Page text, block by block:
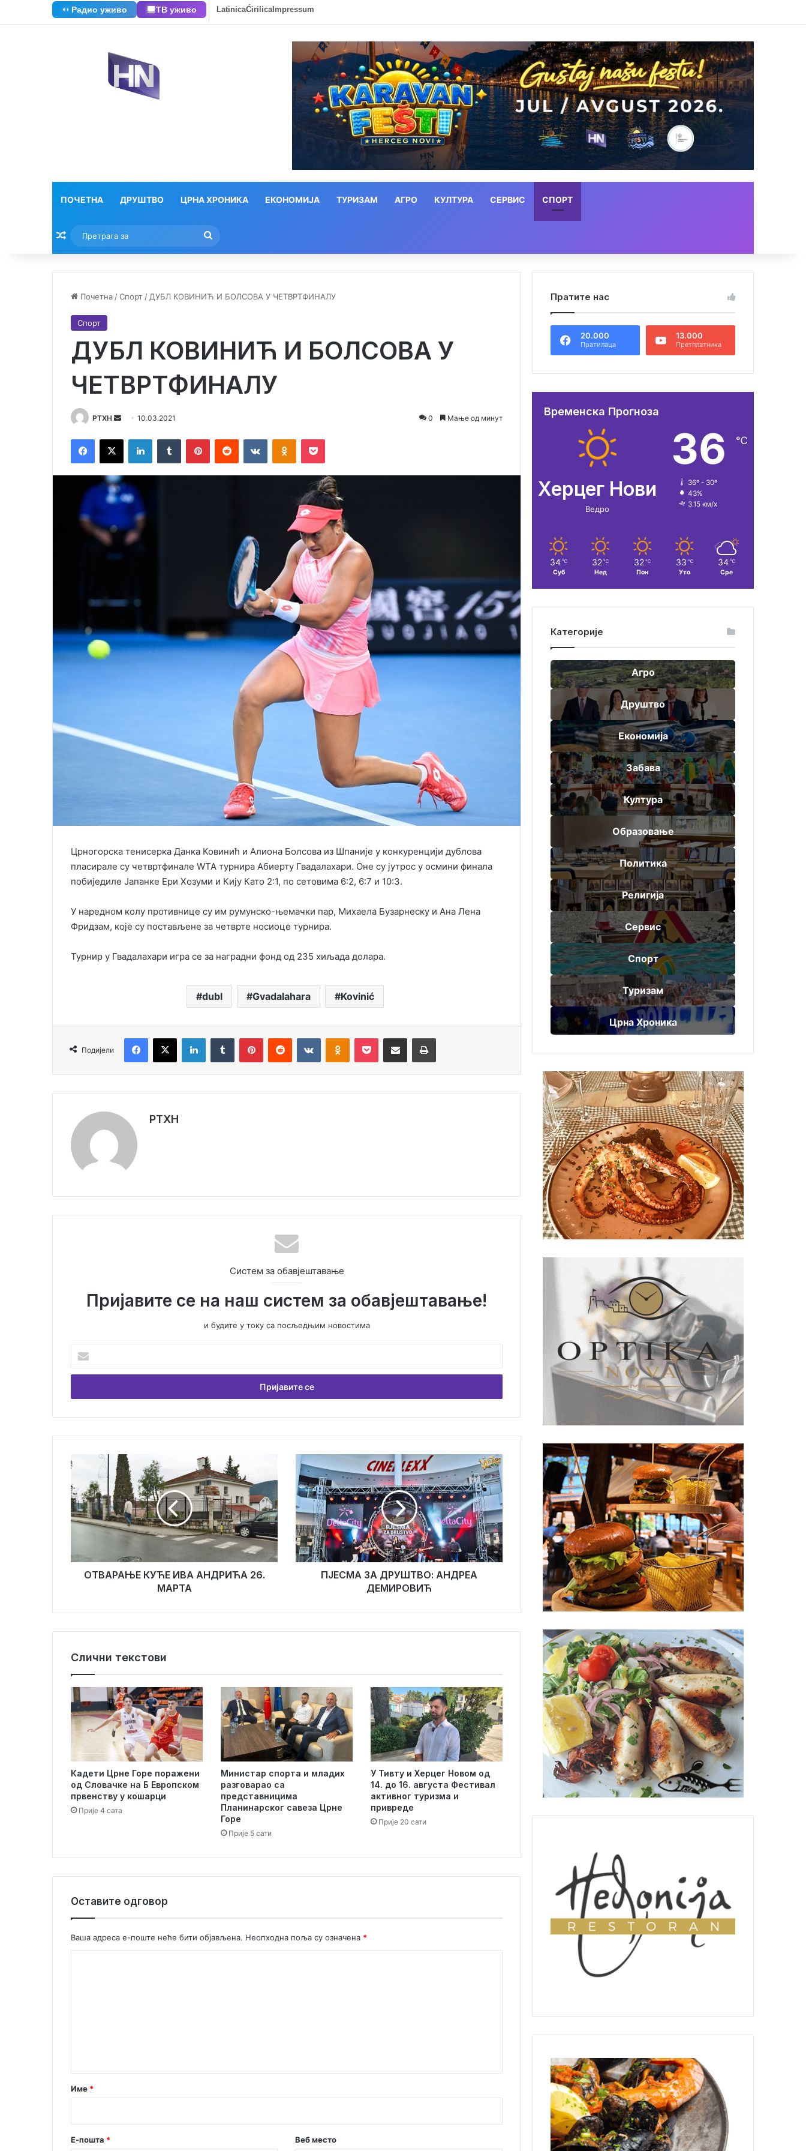
Радио уживо ТВ уживо LatinicaĆirilicaImpressum
ПОЧЕТНА ДРУШТВО ЦРНА ХРОНИКА ЕКОНОМИЈА ТУРИЗАМ АГРО КУЛТУРА СЕРВИС СПОРТ
Насумични текстови
Претрага
за
Почетна /Спорт / ДУБЛ КОВИНИЋ И БОЛСОВА У ЧЕТВРТФИНАЛУ
Спорт
ДУБЛ КОВИНИЋ И БОЛСОВА У
ЧЕТВРТФИНАЛУ
РТХН
Send
email
10.03.2021 0 Мање од минут
Facebook
X LinkedInTumblr PinterestReddit VKontakteOdnoklassniki
Pocket
Црногорска тенисерка Данка Ковинић и Алиона Болсова из Шпаније у конкуренцији дублова
пласирале су четвртфинале WТА турнира Абиерту Гвадалахари. Оне су јутрос у осмини финала
побиједиле Јапанке Ери Хозуми и Кију Като 2:1, по сетовима 6:2, 6:7 и 10:3.
У наредном колу противнице су им румунско-њемачки пар, Михаела Бузарнеску и Ана Лена
Фридзам, које су постављене за четврте носиоце турнира.
Турнир у Гвадалахари игра се за наградни фонд од 235 хиљада долара.
dubl Gvadalahara Kovinić
Подијели
Facebook
X LinkedInTumblr PinterestReddit VKontakteOdnoklassniki
Pocket Подијели путем емаилаШтампај
РТХН
Систем за обавјештавање
Пријавите се на наш систем за обавјештавање!
и будите у току са посљедњим новостима
Вашу
емаил
ОТВАРАЊЕ
КУЋЕ
ИВА
АНДРИЋА
26.
МАРТА
ОТВАРАЊЕ КУЋЕ ИВА АНДРИЋА 26.
МАРТА
ПЈЕСМА
ЗА
ДРУШТВО:
АНДРЕА
ДЕМИРОВИЋ
ПЈЕСМА ЗА ДРУШТВО: АНДРЕА
ДЕМИРОВИЋ
Слични текстови
Кадети Црне Горе поражени
од Словачке на Б Европском
првенству у кошарци
Прије 4 сата
Министар спорта и младих
разговарао са
представницима
Планинарског савеза Црне
Горе
Прије 5 сати
У Тивту и Херцег Новом од
14. до 16. августа Фестивал
активног туризма и
привреде
Прије 20 сати
Оставите одговор
Ваша адреса е-поште неће бити објављена. Неопходна поља су означена *
р
Име *
Е-пошта * Веб место
Пратите нас
20.000
Пратилаца
13.000
Претплатника
Временска Прогноза
Херцег Нови
Ведро
36 ℃
36º - 30º
43%
3.15 км/х
34 ℃
Суб
32 ℃
Нед
32 ℃
Пон
33 ℃
Уто
34 ℃
Сре
Категорије
Агро
Друштво
Економија
Забава
Култура
Образовање
Политика
Религија
Сервис
Спорт
Туризам
Црна Хроника